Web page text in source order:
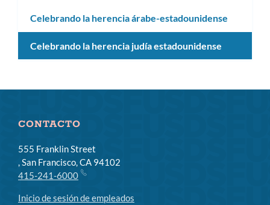
Celebrando la herencia árabe-estadounidense
Celebrando la herencia judía estadounidense
CONTACTO
555 Franklin Street
, San Francisco, CA 94102
415-241-6000
Inicio de sesión de empleados